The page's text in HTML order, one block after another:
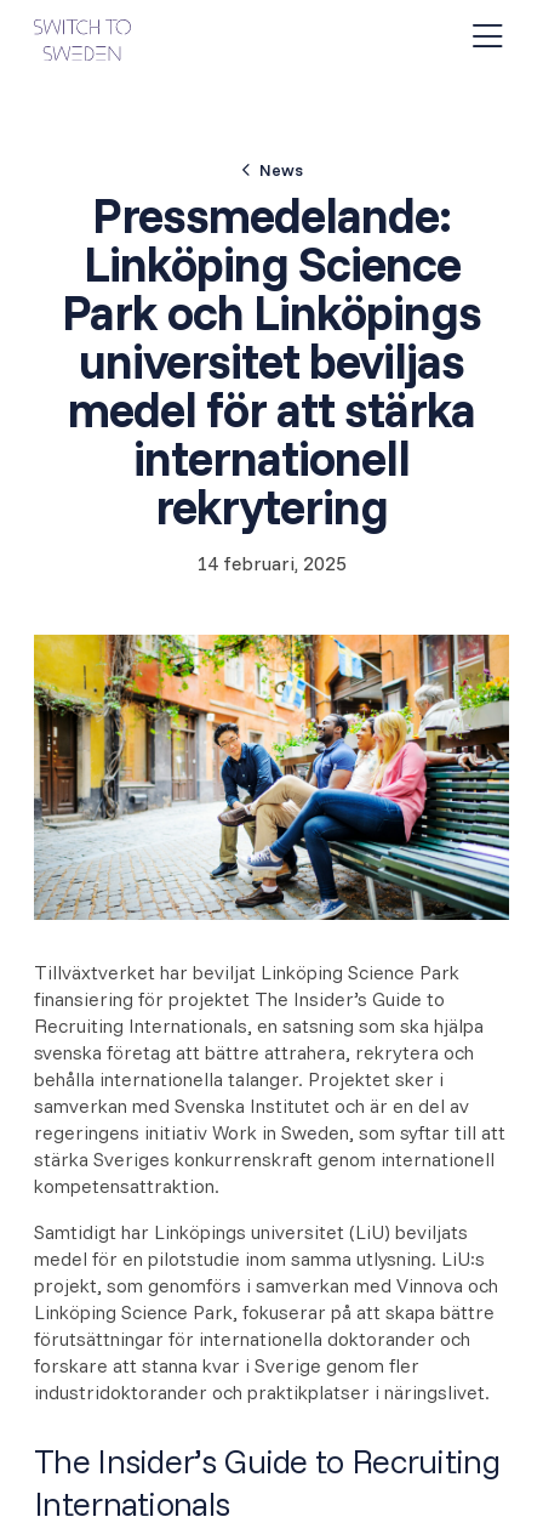
News
Pressmedelande:
Linköping Science
Park och Linköpings
universitet beviljas
medel för att stärka
internationell
rekrytering
14 februari, 2025
Tillväxtverket har beviljat Linköping Science Park
finansiering för projektet The Insider’s Guide to
Recruiting Internationals, en satsning som ska hjälpa
svenska företag att bättre attrahera, rekrytera och
behålla internationella talanger. Projektet sker i
samverkan med Svenska Institutet och är en del av
regeringens initiativ Work in Sweden, som syftar till att
stärka Sveriges konkurrenskraft genom internationell
kompetensattraktion.
Samtidigt har Linköpings universitet (LiU) beviljats
medel för en pilotstudie inom samma utlysning. LiU:s
projekt, som genomförs i samverkan med Vinnova och
Linköping Science Park, fokuserar på att skapa bättre
förutsättningar för internationella doktorander och
forskare att stanna kvar i Sverige genom fler
industridoktorander och praktikplatser i näringslivet.
The Insider’s Guide to Recruiting
Internationals